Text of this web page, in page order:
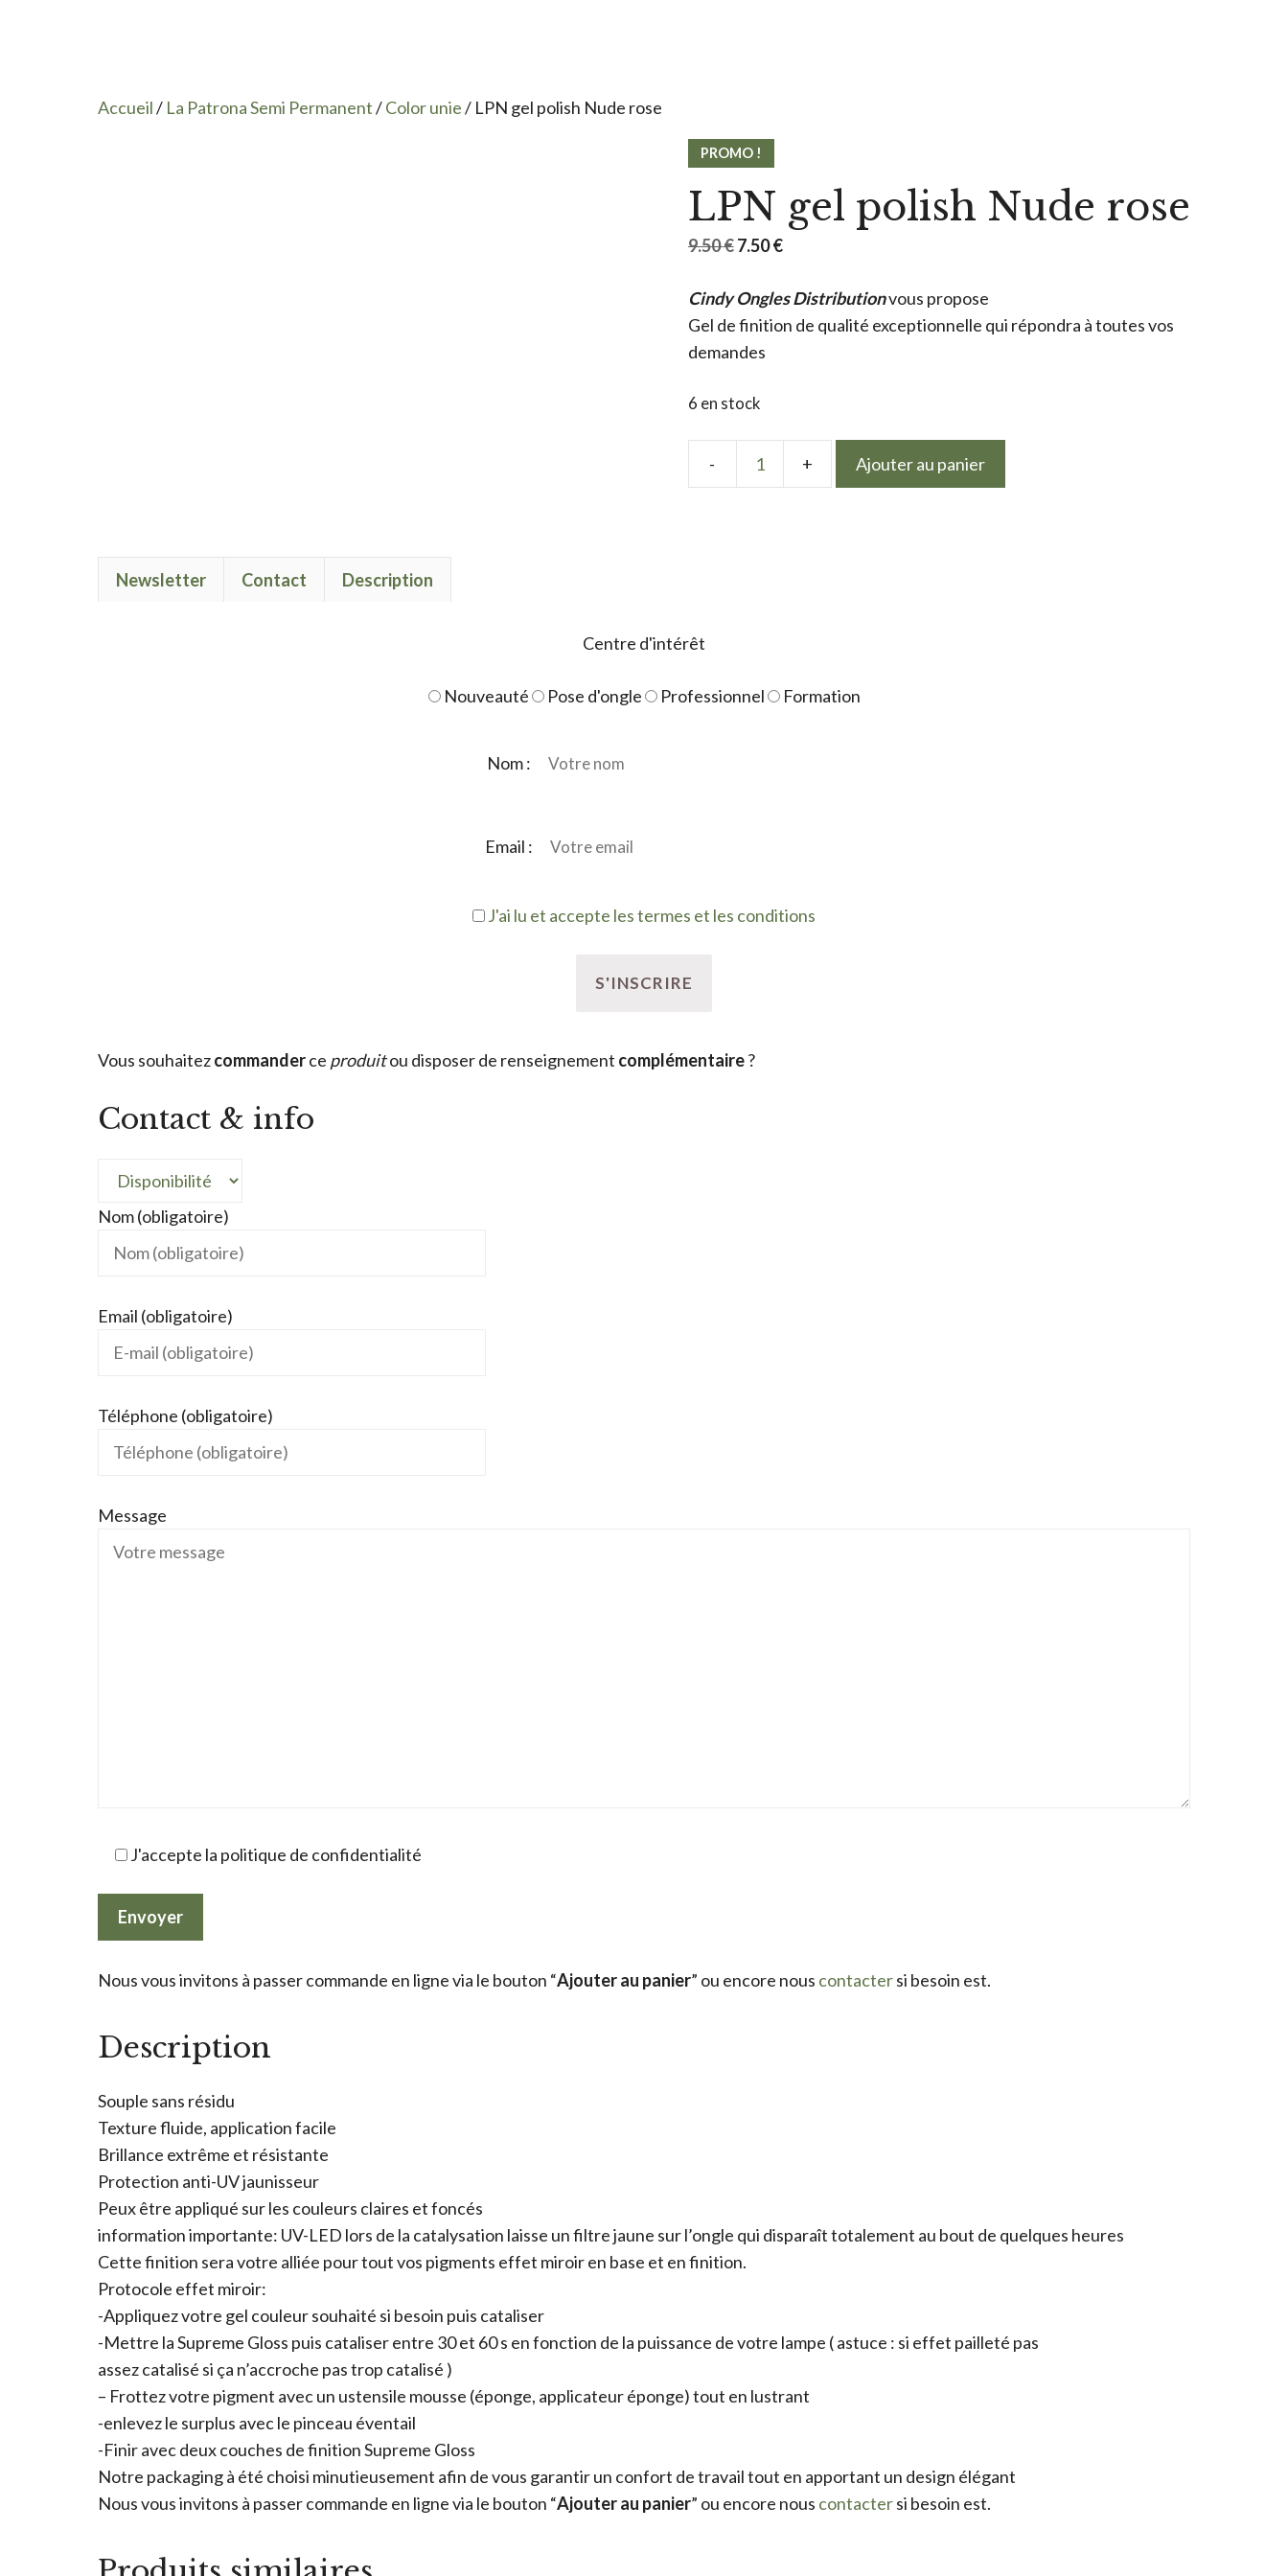
Accueil/ La Patrona Semi Permanent/Color unie/ LPN gel polish Nude rose
PROMO !
LPN gel polish Nude rose
9.50€ Le
initial
était :
9.50 €.
7.50€Le
actuel
est :
Cindy Ongles Distributionvous propose
Gel de finition de qualité exceptionnelle qui répondra à toutes vos
demandes
6 en stock
rose
Ajouter au panier
Newsletter Contact Description
Centre d'intérêt
Nouveauté Pose d'ongle Professionnel Formation
Nom :
Email :
J'ai lu et accepte les termes et les conditions
Vous souhaitezcommanderce produitou disposer de renseignement complémentaire?
Contact & info
Nom (obligatoire)
Email (obligatoire)
Téléphone (obligatoire)
Message
J'accepte la politique de confidentialité
Nous vous invitons à passer commande en ligne via le bouton “Ajouter au panier” ou encore nous contactersi besoin est.
Description
Souple sans résidu
Texture fluide, application facile
Brillance extrême et résistante
Protection anti-UV jaunisseur
Peux être appliqué sur les couleurs claires et foncés
information importante: UV-LED lors de la catalysation laisse un filtre jaune sur l’ongle qui disparaît totalement au bout de quelques heures
Cette finition sera votre alliée pour tout vos pigments effet miroir en base et en finition.
Protocole effet miroir:
-Appliquez votre gel couleur souhaité si besoin puis cataliser
-Mettre la Supreme Gloss puis cataliser entre 30 et 60 s en fonction de la puissance de votre lampe ( astuce : si effet pailleté pas
assez catalisé si ça n’accroche pas trop catalisé )
– Frottez votre pigment avec un ustensile mousse (éponge, applicateur éponge) tout en lustrant
-enlevez le surplus avec le pinceau éventail
-Finir avec deux couches de finition Supreme Gloss
Notre packaging à été choisi minutieusement afin de vous garantir un confort de travail tout en apportant un design élégant
Nous vous invitons à passer commande en ligne via le bouton “Ajouter au panier” ou encore nous contactersi besoin est.